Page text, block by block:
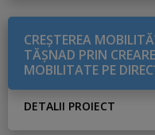
CREŞTEREA
TĂŞNAD PRIN
MOBILITATE PE
DETALII PROIECT